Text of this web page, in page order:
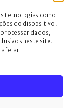
tecnologias como
do dispositivo.
dados,
neste site.
afetar